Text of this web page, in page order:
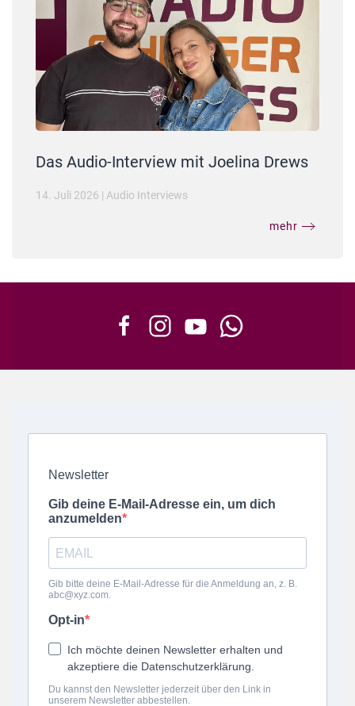
Das Audio-Interview mit Joelina Drews
14. Juli 2026 | Audio Interviews
mehr